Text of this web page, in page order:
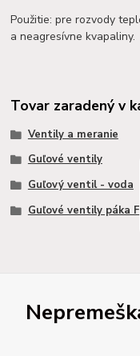
Použitie: pre rozvody
a neagresívne kvapaliny.
Tovar zaradený v
Ventily a meranie
Guľové ventily
Guľový ventil - voda
Guľové ventily páka